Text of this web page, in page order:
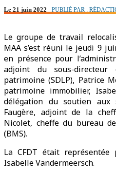
Le 21 juin 2022 PUBLIÉ PAR :
Le groupe de travail
MAA s’est réuni le jeudi 9
en présence pour
adjoint du sous-
patrimoine (SDLP), Patrice
patrimoine immobilier,
délégation du soutien aux
Faugère, adjoint de la
Nicolet, cheffe du bureau
(BMS).
La CFDT était représentée
Isabelle Vandermeersch.